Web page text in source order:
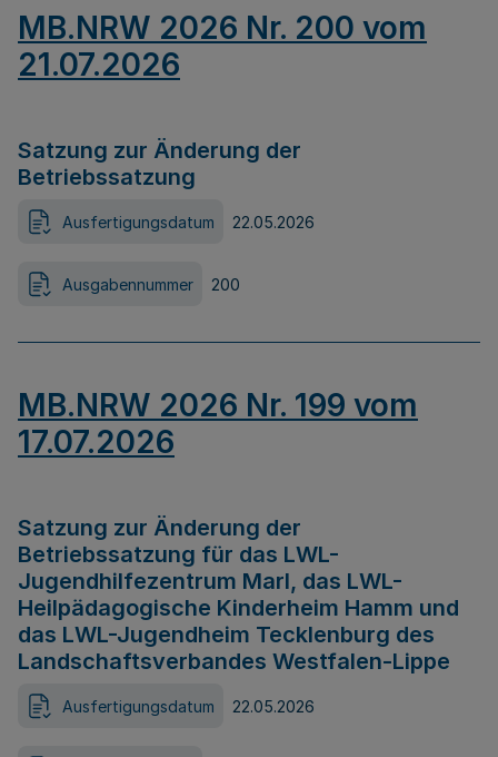
MB.NRW 2026 Nr. 200 vom
21.07.2026
Satzung zur Änderung der
Betriebssatzung
Ausfertigungsdatum 22.05.2026
Ausgabennummer 200
MB.NRW 2026 Nr. 199 vom
17.07.2026
Satzung zur Änderung der
Betriebssatzung für das LWL-
Jugendhilfezentrum Marl, das LWL-
Heilpädagogische Kinderheim Hamm und
das LWL-Jugendheim Tecklenburg des
Landschaftsverbandes Westfalen-Lippe
Ausfertigungsdatum 22.05.2026